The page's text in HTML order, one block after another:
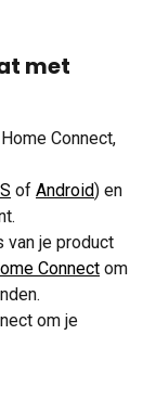
met
Connect,
of Android) en
van je product
Connect om
om je